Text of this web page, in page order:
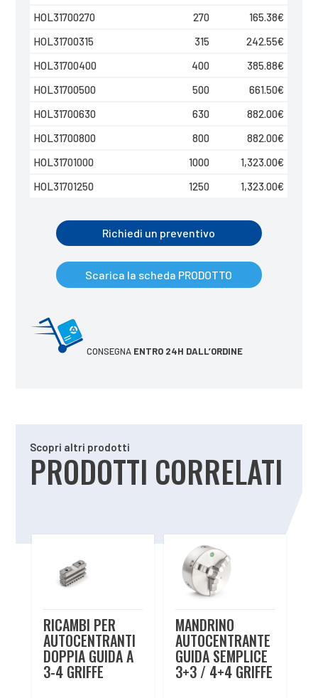
HOL31700270
270 165.38€
HOL31700315
315 242.55€
HOL31700400
400 385.88€
HOL31700500
500 661.50€
HOL31700630
630 882.00€
HOL31700800
800 882.00€
HOL31701000
1000 1,323.00€
HOL31701250
1250 1,323.00€
Richiedi un preventivo
Scarica la scheda PRODOTTO
CONSEGNA ENTRO 24H DALL’ORDINE
Scopri altri prodotti
PRODOTTI CORRELATI
RICAMBI PER
AUTOCENTRANTI
DOPPIA GUIDA A
3-4 GRIFFE
MANDRINO
AUTOCENTRANTE
GUIDA SEMPLICE
3+3 / 4+4 GRIFFE